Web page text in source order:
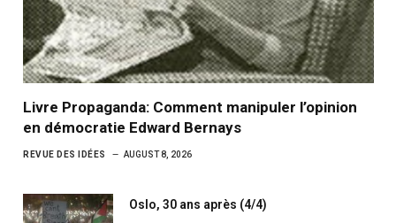
Livre Propaganda: Comment manipuler l’opinion
en démocratie Edward Bernays
REVUE DES IDÉES AUGUST 8, 2026
Oslo, 30 ans après (4/4)